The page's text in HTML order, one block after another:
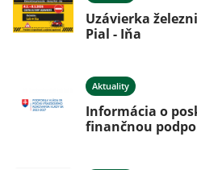
Uzávierka
Pial - Iňa
Aktuality
Informácia o
finančnou